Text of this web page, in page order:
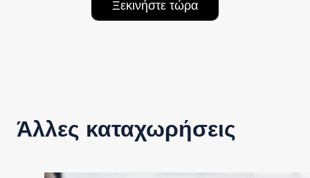
Ξεκινήστε τώρα
Άλλες καταχωρήσεις